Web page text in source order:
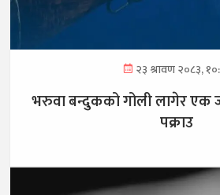
२३ श्रावण २०८३,
भरुवा बन्दुकको गोली लागेर एक
पक्राउ